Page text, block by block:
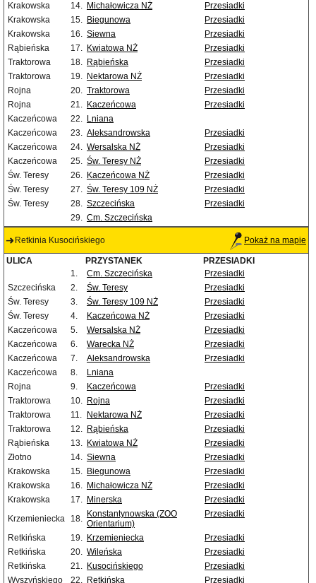
Krakowska
14. Michałowicza NŻ
Przesiadki
Krakowska
15. Biegunowa
Przesiadki
Krakowska
16. Siewna
Przesiadki
Rąbieńska
17. Kwiatowa NŻ
Przesiadki
Traktorowa
18. Rąbieńska
Przesiadki
Traktorowa
19. Nektarowa NŻ
Przesiadki
Rojna
20. Traktorowa
Przesiadki
Rojna
21. Kaczeńcowa
Przesiadki
Kaczeńcowa
22. Lniana
Kaczeńcowa
23. Aleksandrowska
Przesiadki
Kaczeńcowa
24. Wersalska NŻ
Przesiadki
Kaczeńcowa
25. Św. Teresy NŻ
Przesiadki
Św. Teresy
26. Kaczeńcowa NŻ
Przesiadki
Św. Teresy
27. Św. Teresy 109 NŻ
Przesiadki
Św. Teresy
28. Szczecińska
Przesiadki
29. Cm. Szczecińska
Retkinia Kusocińskiego Pokaż na mapie
ULICA PRZYSTANEK
PRZESIADKI
1.
Cm. Szczecińska
Przesiadki
Szczecińska
2. Św. Teresy
Przesiadki
Św. Teresy
3. Św. Teresy 109 NŻ
Przesiadki
Św. Teresy
4. Kaczeńcowa NŻ
Przesiadki
Kaczeńcowa
5. Wersalska NŻ
Przesiadki
Kaczeńcowa
6. Warecka NŻ
Przesiadki
Kaczeńcowa
7. Aleksandrowska
Przesiadki
Kaczeńcowa
8.
Lniana
Rojna
9. Kaczeńcowa
Przesiadki
Traktorowa
10. Rojna
Przesiadki
Traktorowa
11. Nektarowa NŻ
Przesiadki
Traktorowa
12. Rąbieńska
Przesiadki
Rąbieńska
13. Kwiatowa NŻ
Przesiadki
Złotno
14. Siewna
Przesiadki
Krakowska
15. Biegunowa
Przesiadki
Krakowska
16. Michałowicza NŻ
Przesiadki
Krakowska
17. Minerska
Przesiadki
Krzemieniecka
18. Konstantynowska (ZOO
Orientarium)
Przesiadki
Retkińska 19. Krzemieniecka
Przesiadki
Retkińska
20. Wileńska
Przesiadki
Retkińska
21. Kusocińskiego
Przesiadki
Wyszyńskiego
22. Retkińska Przesiadki